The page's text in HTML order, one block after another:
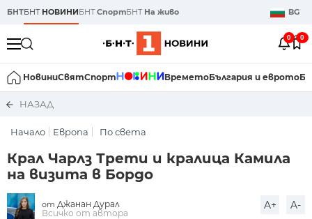
БНТБНТ НОВИНИБНТСпортБНТ На живо BG
0 0
НовиниСвятСпорт ВреметоБългария и еврото
НАЗАД
Начало Европа По света
Крал Чарлз Трети и кралица Камила
на визита в Бордо
от Джанан Дурал
Всичко от автора
A+ A-